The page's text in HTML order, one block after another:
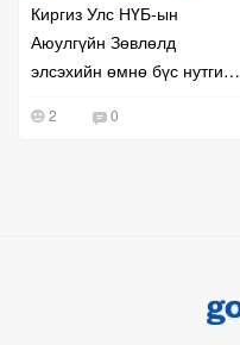
Киргиз Улс НҮБ-ын
Аюулгүйн Зөвлөлд
элсэхийн өмнө бүс нутгийн
эрчимжүүллээ
2 0